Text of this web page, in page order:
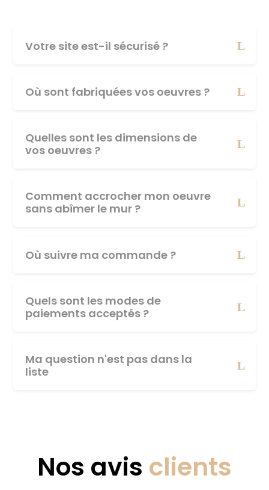
Votre site est-il sécurisé ?
Où sont fabriquées vos oeuvres ?
Quelles sont les dimensions de
vos oeuvres ?
Comment accrocher mon oeuvre
sans abîmer le mur ?
Où suivre ma commande ?
Quels sont les modes de
paiements acceptés ?
Ma question n'est pas dans la
liste
Nos avis clients